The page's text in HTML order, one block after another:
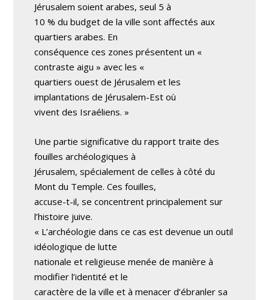
Jérusalem soient arabes, seul 5 à
10 % du budget de la ville sont affectés aux
quartiers arabes. En
conséquence ces zones présentent un «
contraste aigu » avec les «
quartiers ouest de Jérusalem et les
implantations de Jérusalem-Est où
vivent des Israéliens. »
Une partie significative du rapport traite des
fouilles archéologiques à
Jérusalem, spécialement de celles à côté du
Mont du Temple. Ces fouilles,
accuse-t-il, se concentrent principalement sur
l’histoire juive.
« L’archéologie dans ce cas est devenue un outil
idéologique de lutte
nationale et religieuse menée de manière à
modifier l’identité et le
caractère de la ville et à menacer d’ébranler sa